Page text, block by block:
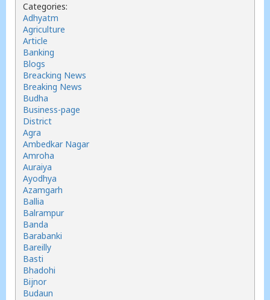
Categories:
Adhyatm
Agriculture
Article
Banking
Blogs
Breacking News
Breaking News
Budha
Business-page
District
Agra
Ambedkar Nagar
Amroha
Auraiya
Ayodhya
Azamgarh
Ballia
Balrampur
Banda
Barabanki
Bareilly
Basti
Bhadohi
Bijnor
Budaun